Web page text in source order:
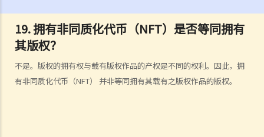
19. 拥有非同质化代币（NFT）是否等同拥有
其版权？
不是。版权的拥有权与载有版权作品的产权是不同的权利。因此，拥
有非同质化代币（NFT） 并非等同拥有其载有之版权作品的版权。
告示吗？
4. 我怎样可以找出作品的版权拥有人？
5. 我怎样可以取得许可，去使用版权作品？
6. 有没有作品可供我自由使用，而毋须事先向版权拥有人或有关负责人
取得许可？